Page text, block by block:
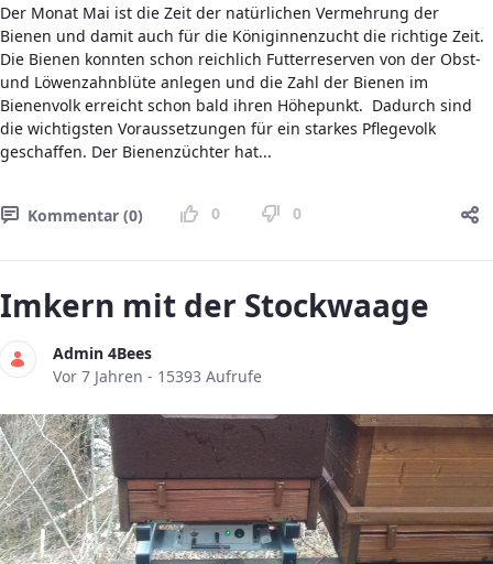
Der Monat Mai ist die Zeit der natürlichen Vermehrung der
Bienen und damit auch für die Königinnenzucht die richtige Zeit.
Die Bienen konnten schon reichlich Futterreserven von der Obst-
und Löwenzahnblüte anlegen und die Zahl der Bienen im
Bienenvolk erreicht schon bald ihren Höhepunkt. Dadurch sind
die wichtigsten Voraussetzungen für ein starkes Pflegevolk
geschaffen. Der Bienenzüchter hat...
Kommentar (0) 0 0
Imkern mit der Stockwaage
Admin 4Bees
Publikationsdatum
Vor 7 Jahren - 15393 Aufrufe